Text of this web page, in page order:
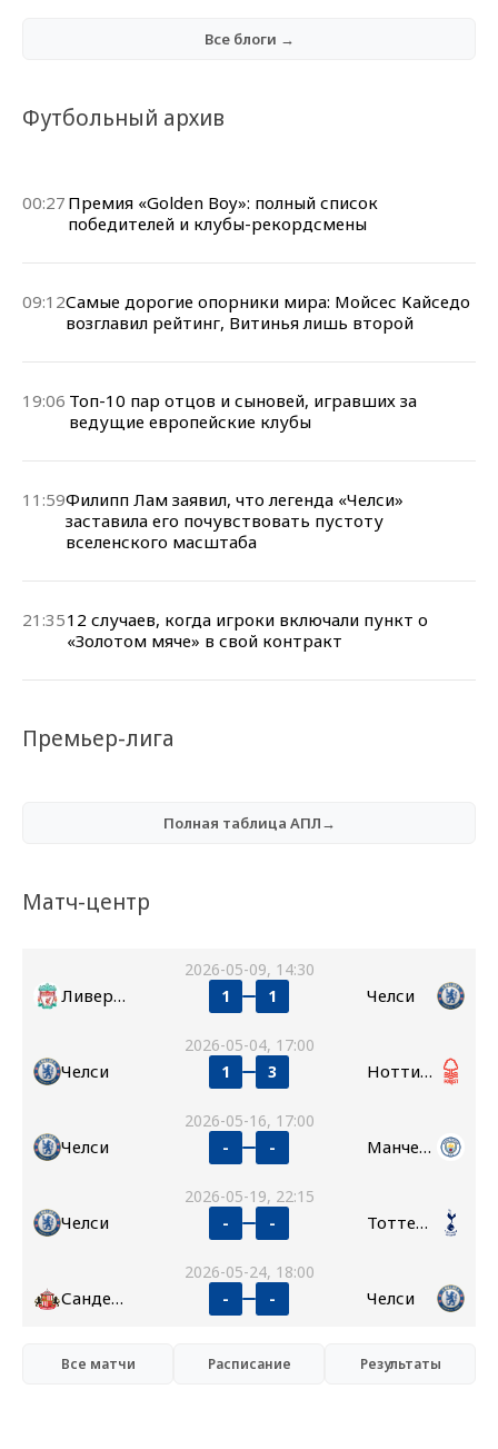
Все блоги →
Футбольный архив
00:27 Премия «Golden Boy»: полный список
победителей и клубы-рекордсмены
09:12Самые дорогие опорники мира: Мойсес Кайседо
возглавил рейтинг, Витинья лишь второй
19:06 Топ-10 пар отцов и сыновей, игравших за
ведущие европейские клубы
11:59Филипп Лам заявил, что легенда «Челси»
заставила его почувствовать пустоту
вселенского масштаба
21:3512 случаев, когда игроки включали пункт о
«Золотом мяче» в свой контракт
Премьер-лига
Полная таблица АПЛ→
Матч-центр
2026-05-09, 14:30
Ливерпуль 1 1 Челси
2026-05-04, 17:00
Челси 1 3 Ноттингем Форест
2026-05-16, 17:00
Челси - - Манчестер Сити
2026-05-19, 22:15
Челси - - Тоттенхэм
2026-05-24, 18:00
Сандерленд - - Челси
Все матчи Расписание Результаты